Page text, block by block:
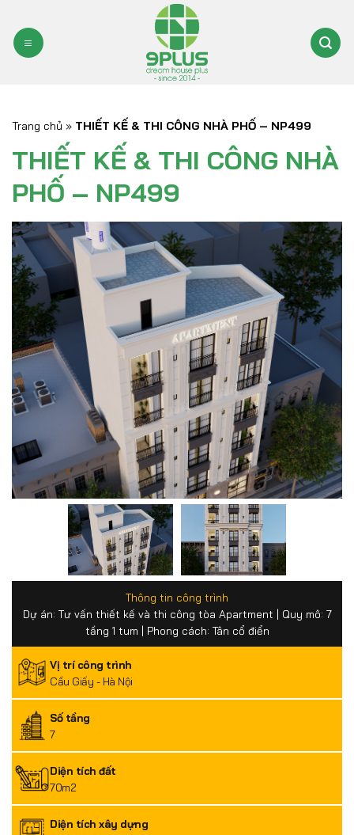
qua
nội
Trang chủ » THIẾT KẾ & THI CÔNG NHÀ PHỐ – NP499
THIẾT KẾ & THI CÔNG NHÀ
PHỐ – NP499
Thông tin công trình
Dự án: Tư vấn thiết kế và thi công tòa Apartment | Quy mô: 7
tầng 1 tum | Phong cách: Tân cổ điển
Vị trí công trình
Cầu Giấy - Hà Nội
Số tầng
7
Diện tích đất
70m2
Diện tích xây dựng